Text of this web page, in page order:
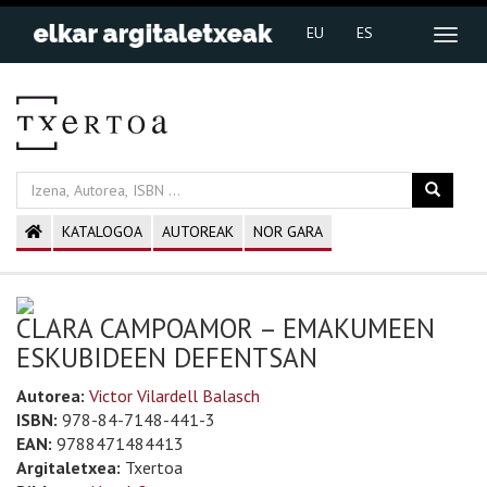
EU ES
KATALOGOA AUTOREAK NOR GARA
CLARA CAMPOAMOR – EMAKUMEEN
ESKUBIDEEN DEFENTSAN
Autorea: Victor Vilardell Balasch
ISBN: 978-84-7148-441-3
EAN: 9788471484413
Argitaletxea: Txertoa